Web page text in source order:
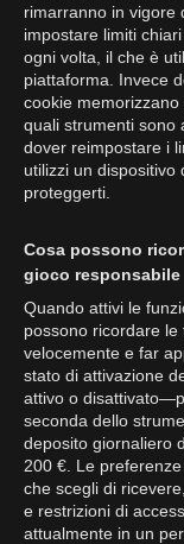
rimarranno in vigore
impostare limiti
ogni volta, il che è
piattaforma. Invece
cookie
quali strumenti sono
dover reimpostare i
utilizzi un dispositivo
proteggerti.
Cosa possono
gioco responsabile
Quando attivi le
possono ricordare
velocemente e far
stato di attivazione
attivo o
seconda dello
deposito giornaliero
200 €. Le
che scegli di
e restrizioni di
attualmente in un